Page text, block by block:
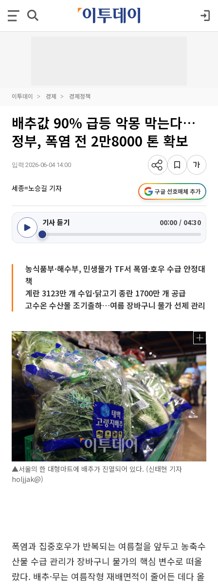
이투데이 경제 경제정책
배추값 90% 급등 악몽 막는다…
정부, 폭염 전 2만8000 톤 확보
입력 2026-06-04 14:00
세종=노승길 기자 구글 선호매체 추가
기사 듣기 00:00 / 04:30
농식품부·해수부, 민생물가 TF서 폭염·호우 수급 안정대
책
계란 3123만 개 수입·닭고기 종란 1700만 개 공급
고수온 수산물 조기출하…여름 장바구니 물가 선제 관리
▲서울의 한 대형마트에 배추가 진열되어 있다. (신태현 기자
holjjak@)
폭염과 집중호우가 반복되는 여름철을 앞두고 농축수
산물 수급 관리가 장바구니 물가의 핵심 변수로 떠올
랐다. 배추·무는 여름작형 재배면적이 줄어든 데다 올